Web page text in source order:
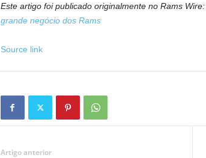
Este artigo foi publicado originalmente no Rams Wire:
grande negócio dos Rams
Source link
Artigo anterior